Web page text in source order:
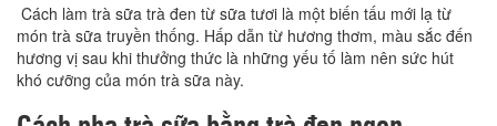
Cách làm trà sữa trà đen từ sữa tươi là một biến tấu mới lạ từ
món trà sữa truyền thống. Hấp dẫn từ hương thơm, màu sắc đến
hương vị sau khi thưởng thức là những yếu tố làm nên sức hút
khó cưỡng của món trà sữa này.